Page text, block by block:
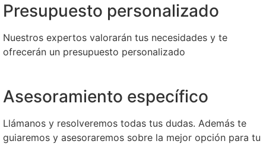
Presupuesto personalizado
Nuestros expertos valorarán tus necesidades y te
ofrecerán un presupuesto personalizado
Asesoramiento específico
Llámanos y resolveremos todas tus dudas. Además te
guiaremos y asesoraremos sobre la mejor opción para tu